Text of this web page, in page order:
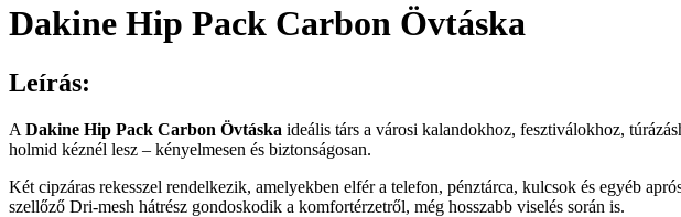
Dakine Hip Pack Carbon Övtáska
Leírás:
A Dakine Hip Pack Carbon Övtáska ideális társ a városi kalandokhoz, fesztiválokhoz,
holmid kéznél lesz – kényelmesen és biztonságosan.
Két cipzáras rekesszel rendelkezik, amelyekben elfér a telefon, pénztárca, kulcsok és egyéb
szellőző Dri-mesh hátrész gondoskodik a komfortérzetről, még hosszabb viselés során is.